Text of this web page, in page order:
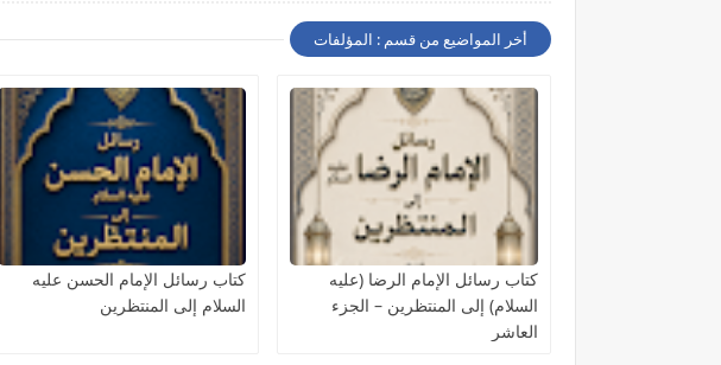
أخر المواضيع من قسم : المؤلفات
كتاب رسائل الإمام الرضا (عليه
السلام) إلى المنتظرين – الجزء
العاشر
كتاب رسائل الإمام الحسن عليه
السلام إلى المنتظرين